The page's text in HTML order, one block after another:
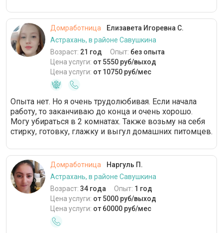
Домработница
Елизавета Игоревна С.
Астрахань, в районе Савушкина
Возраст: 21 год Опыт: без опыта
Цена услуги: от 5550 руб/выход
Цена услуги: от 10750 руб/мес
Опыта нет. Но я очень трудолюбивая. Если начала
работу, то заканчиваю до конца и очень хорошо.
Могу убираться в 2 комнатах. Также возьму на себя
стирку, готовку, глажку и выгул домашних питомцев.
Домработница
Наргуль П.
Астрахань, в районе Савушкина
Возраст: 34 года Опыт: 1 год
Цена услуги: от 5000 руб/выход
Цена услуги: от 60000 руб/мес